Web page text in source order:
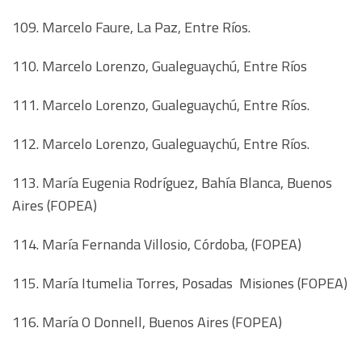
109. Marcelo Faure, La Paz, Entre Ríos.
110. Marcelo Lorenzo, Gualeguaychú, Entre Ríos
111. Marcelo Lorenzo, Gualeguaychú, Entre Ríos.
112. Marcelo Lorenzo, Gualeguaychú, Entre Ríos.
113. María Eugenia Rodríguez, Bahía Blanca, Buenos
Aires (FOPEA)
114. María Fernanda Villosio, Córdoba, (FOPEA)
115. María Itumelia Torres, Posadas  Misiones (FOPEA)
116. María O Donnell, Buenos Aires (FOPEA)